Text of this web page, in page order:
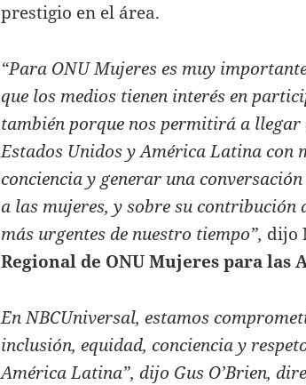
prestigio en el área.
“Para ONU Mujeres es muy
que los medios tienen interés en
también porque nos permitirá a llegar
Estados Unidos y América Latina con
conciencia y generar una
a las mujeres, y sobre su contribución
más urgentes de nuestro tiempo”, dijo
Regional de ONU Mujeres para las
¨En NBCUniversal, estamos
inclusión, equidad, conciencia y
América Latina”, dijo Gus O’Brien,